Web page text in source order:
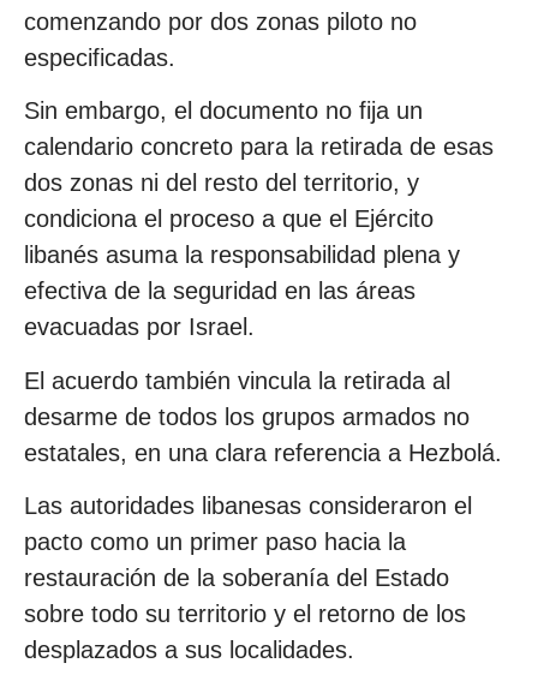
comenzando por dos zonas piloto no
especificadas.
Sin embargo, el documento no fija un
calendario concreto para la retirada de esas
dos zonas ni del resto del territorio, y
condiciona el proceso a que el Ejército
libanés asuma la responsabilidad plena y
efectiva de la seguridad en las áreas
evacuadas por Israel.
El acuerdo también vincula la retirada al
desarme de todos los grupos armados no
estatales, en una clara referencia a Hezbolá.
Las autoridades libanesas consideraron el
pacto como un primer paso hacia la
restauración de la soberanía del Estado
sobre todo su territorio y el retorno de los
desplazados a sus localidades.